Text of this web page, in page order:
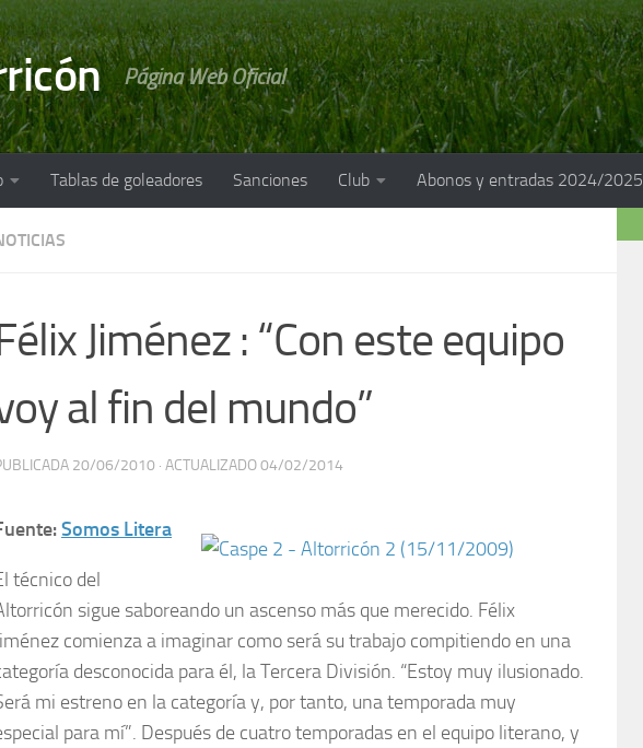
Página Web Oficial
Tablas de goleadores Sanciones Club Abonos y entradas 2024/2025
Jiménez : “Con este equipo
al fin del mundo”
20/06/2010 · ACTUALIZADO04/02/2014
Somos Litera
técnico del
sigue saboreando un ascenso más que merecido. Félix
comienza a imaginar como será su trabajo compitiendo en una
desconocida para él, la Tercera División. “Estoy muy ilusionado.
mi estreno en la categoría y, por tanto, una temporada muy
para mí”. Después de cuatro temporadas en el equipo literano, y